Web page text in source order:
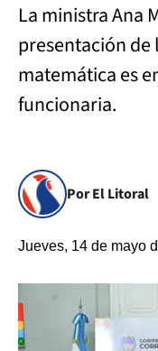
La ministra Ana
presentación
matemática es
funcionaria.
Por El Litoral
Jueves, 14 de mayo